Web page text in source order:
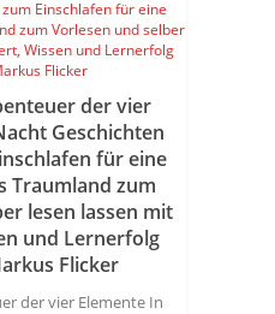
der vier
Geschichten
für eine
Traumland zum
lesen lassen mit
und Lernerfolg
Flicker
der vier Elemente In